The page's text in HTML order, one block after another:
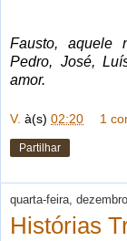
Fausto, aquele
Pedro, José,
amor.
V. à(s) 02:20 1
Partilhar
quarta-feira,
Histórias